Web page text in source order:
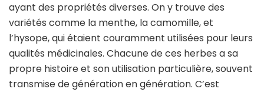
ayant des propriétés diverses. On y trouve des
variétés comme la menthe, la camomille, et
l’hysope, qui étaient couramment utilisées pour leurs
qualités médicinales. Chacune de ces herbes a sa
propre histoire et son utilisation particulière, souvent
transmise de génération en génération. C’est